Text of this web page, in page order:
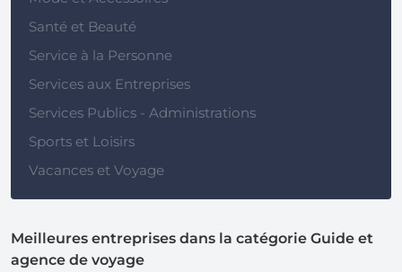
Santé et Beauté
Service à la Personne
Services aux Entreprises
Services Publics - Administrations
Sports et Loisirs
Vacances et Voyage
Meilleures entreprises dans la catégorie Guide et
agence de voyage